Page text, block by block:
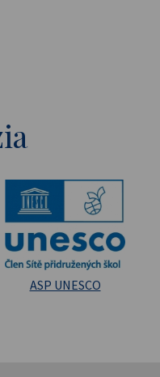
Masarykova universita